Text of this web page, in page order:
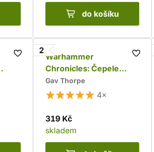
do košíku
2
Warhammer
Chronicles: Čepele
Chaosu
Gav Thorpe
4×
319 Kč
skladem